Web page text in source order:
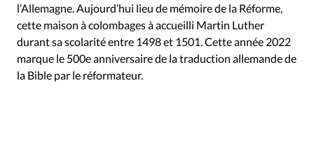
l’Allemagne. Aujourd’hui lieu de mémoire de la Réforme,
cette maison à colombages à accueilli Martin Luther
durant sa scolarité entre 1498 et 1501. Cette année 2022
marque le 500e anniversaire de la traduction allemande de
la Bible par le réformateur.